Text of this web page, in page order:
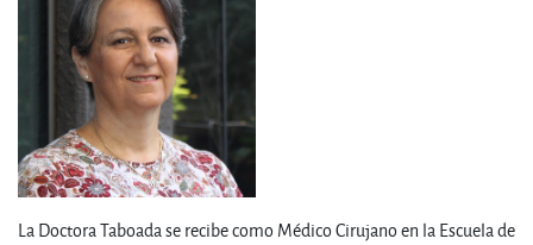
La Doctora Taboada se recibe como Médico Cirujano en la Escuela de